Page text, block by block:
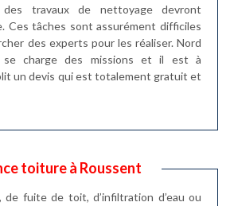
travaux de nettoyage devront
Ces tâches sont assurément difficiles
des experts pour les réaliser. Nord
se charge des missions et il est à
un devis qui est totalement gratuit et
toiture à Roussent
de fuite de toit, d’infiltration d’eau ou